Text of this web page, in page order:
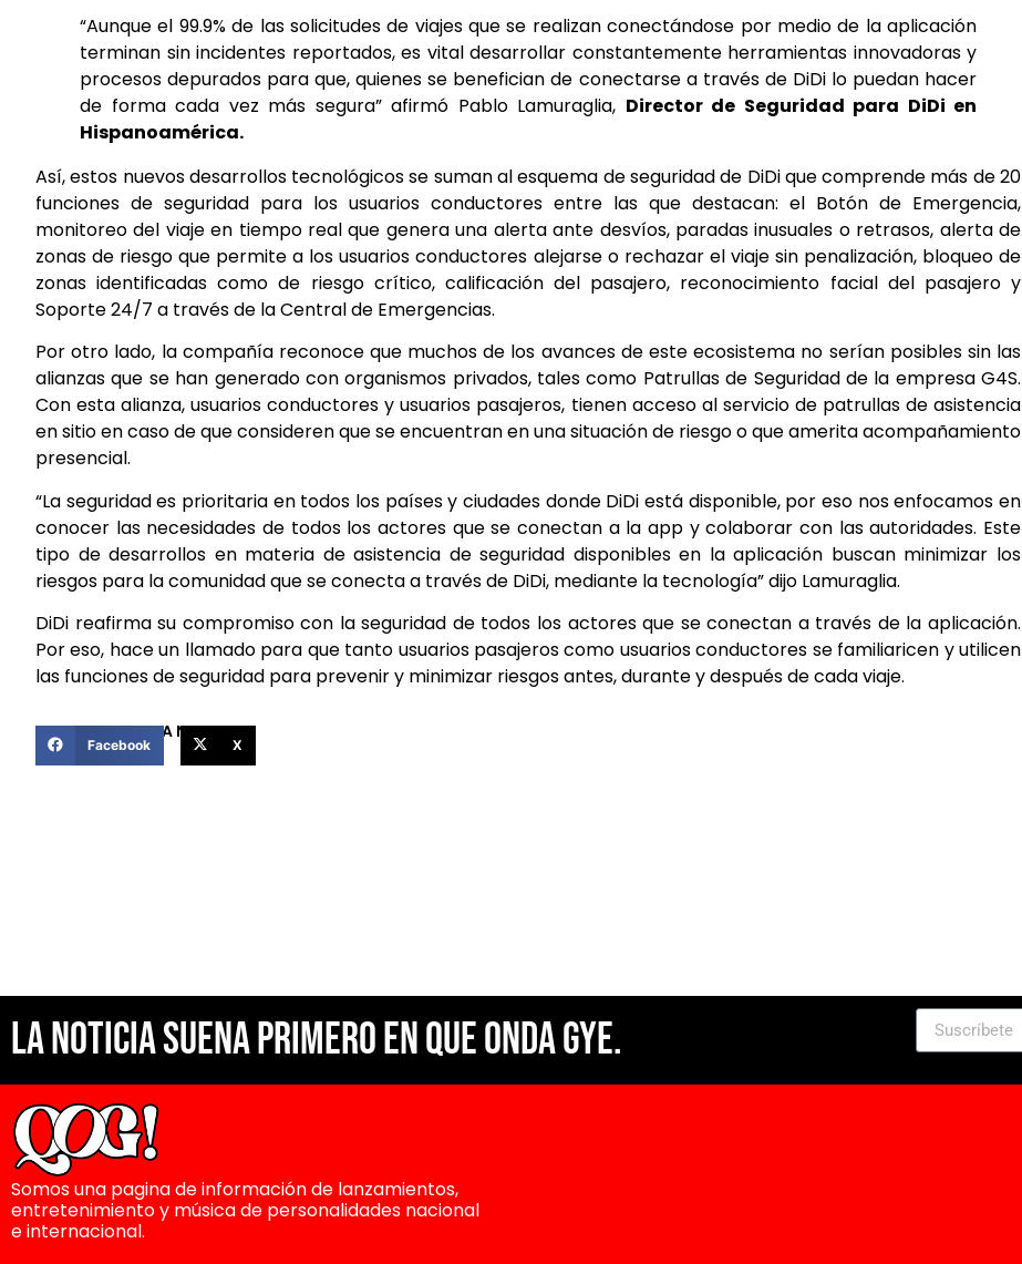
“Aunque el 99.9% de las solicitudes de viajes que se realizan conectándose por medio de la aplicación
terminan sin incidentes reportados, es vital desarrollar constantemente herramientas innovadoras y
procesos depurados para que, quienes se benefician de conectarse a través de DiDi lo puedan hacer
de forma cada vez más segura” afirmó Pablo Lamuraglia, Director de Seguridad para DiDi en
Hispanoamérica.
Así, estos nuevos desarrollos tecnológicos se suman al esquema de seguridad de DiDi que comprende más de 20
funciones de seguridad para los usuarios conductores entre las que destacan: el Botón de Emergencia,
monitoreo del viaje en tiempo real que genera una alerta ante desvíos, paradas inusuales o retrasos, alerta de
zonas de riesgo que permite a los usuarios conductores alejarse o rechazar el viaje sin penalización, bloqueo de
zonas identificadas como de riesgo crítico, calificación del pasajero, reconocimiento facial del pasajero y
Soporte 24/7 a través de la Central de Emergencias.
Por otro lado, la compañía reconoce que muchos de los avances de este ecosistema no serían posibles sin las
alianzas que se han generado con organismos privados, tales como Patrullas de Seguridad de la empresa G4S.
Con esta alianza, usuarios conductores y usuarios pasajeros, tienen acceso al servicio de patrullas de asistencia
en sitio en caso de que consideren que se encuentran en una situación de riesgo o que amerita acompañamiento
presencial.
“La seguridad es prioritaria en todos los países y ciudades donde DiDi está disponible, por eso nos enfocamos en
conocer las necesidades de todos los actores que se conectan a la app y colaborar con las autoridades. Este
tipo de desarrollos en materia de asistencia de seguridad disponibles en la aplicación buscan minimizar los
riesgos para la comunidad que se conecta a través de DiDi, mediante la tecnología” dijo Lamuraglia.
DiDi reafirma su compromiso con la seguridad de todos los actores que se conectan a través de la aplicación.
Por eso, hace un llamado para que tanto usuarios pasajeros como usuarios conductores se familiaricen y utilicen
las funciones de seguridad para prevenir y minimizar riesgos antes, durante y después de cada viaje.
COMPARTIR ESTA NOTICIA
Facebook X
La noticia suena primero en Que Onda Gye.
Somos una pagina de información de lanzamientos,
entretenimiento y música de personalidades nacional
e internacional.